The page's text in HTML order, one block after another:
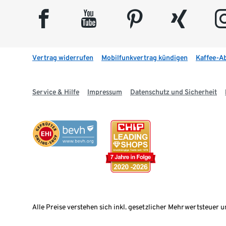
facebook youtube pinterest xing
Vertrag widerrufen Mobilfunkvertrag kündigen Kaffee-
Service & Hilfe Impressum Datenschutz und Sicherheit
Alle Preise verstehen sich inkl. gesetzlicher Mehrwertsteuer